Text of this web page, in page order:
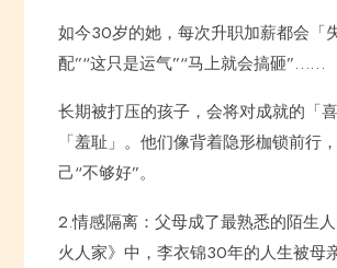
如今30岁的她，每次升职加薪都会「
配”“这只是运气”“马上就会搞砸”……
长期被打压的孩子，会将对成就的「
「羞耻」。他们像背着隐形枷锁前行
己“不够好”。
2.情感隔离：父母成了最熟悉的陌生
火人家》中，李衣锦30年的人生被母